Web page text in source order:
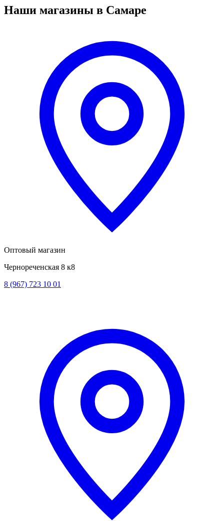
Наши магазины в Самаре
Оптовый магазин
Чернореченская 8 к8
8 (967) 723 10 01